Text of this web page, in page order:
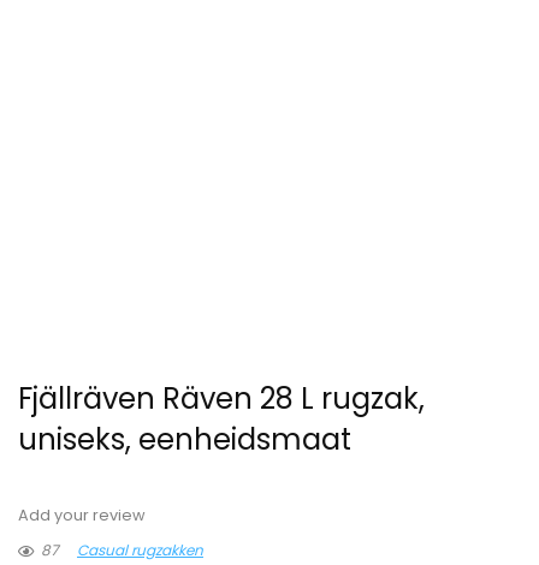
Fjällräven Räven 28 L rugzak,
uniseks, eenheidsmaat
Add your review
87
Casual rugzakken